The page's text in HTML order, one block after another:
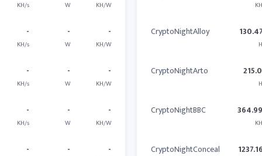
KH/s W KH/W
-
KH/s
-
W
-
KH/W
-
KH/s
-
W
-
KH/W
-
KH/s
-
W
-
KH/W
- - -
CryptoNightAlloy
CryptoNightArto
CryptoNightBBC
CryptoNightConceal